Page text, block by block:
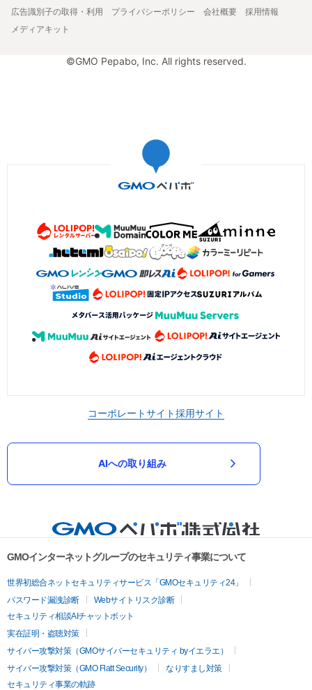
広告識別子の取得・利用
プライバシーポリシー 会社概要
採用情報
メディアキット
©GMO Pepabo, Inc. All rights reserved.
コーポレートサイト採用サイト
AIへの取り組み
GMOインターネットグループのセキュリティ事業について
世界初総合ネットセキュリティサービス「GMOセキュリティ24」
パスワード漏洩診断
Webサイトリスク診断
セキュリティ相談AIチャットボット
実在証明・盗聴対策
サイバー攻撃対策（GMOサイバーセキュリティ byイエラエ）
サイバー攻撃対策（GMO Flatt Security）
なりすまし対策
セキュリティ事業の軌跡